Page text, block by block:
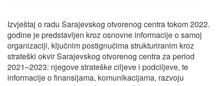
Izvještaj o radu Sarajevskog otvorenog centra tokom 2022.
godine je predstavljen kroz osnovne informacije o samoj
organizaciji, ključnim postignućima strukturiranim kroz
strateški okvir Sarajevskog otvorenog centra za period
2021–2023: njegove strateške ciljeve i podciljeve, te
informacije o finansijama, komunikacijama, razvoju